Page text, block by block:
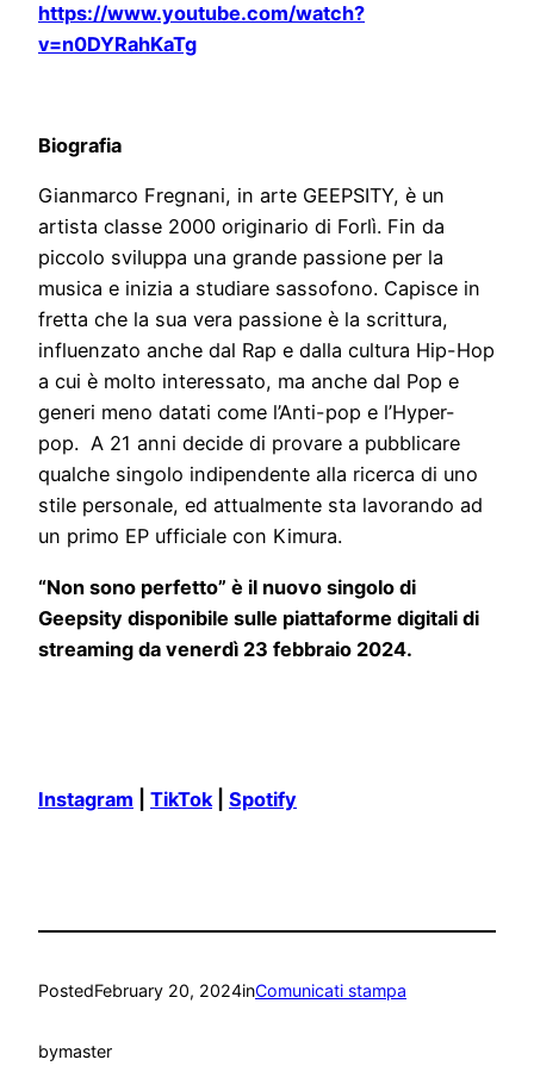
https://www.youtube.com/watch?
v=n0DYRahKaTg
Biografia
Gianmarco Fregnani, in arte GEEPSITY, è un
artista classe 2000 originario di Forlì. Fin da
piccolo sviluppa una grande passione per la
musica e inizia a studiare sassofono. Capisce in
fretta che la sua vera passione è la scrittura,
influenzato anche dal Rap e dalla cultura Hip-Hop
a cui è molto interessato, ma anche dal Pop e
generi meno datati come l’Anti-pop e l’Hyper-
pop. A 21 anni decide di provare a pubblicare
qualche singolo indipendente alla ricerca di uno
stile personale, ed attualmente sta lavorando ad
un primo EP ufficiale con Kimura.
“Non sono perfetto” è il nuovo singolo di
Geepsity disponibile sulle piattaforme digitali di
streaming da venerdì 23 febbraio 2024.
Instagram TikTok| Spotify
PostedFebruary 20, 2024inComunicati stampa
bymaster